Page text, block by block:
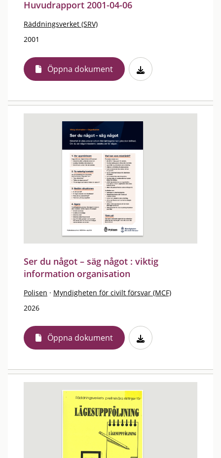
Huvudrapport 2001-04-06
Räddningsverket (SRV)
2001
Öppna dokument
Ser du något – säg något : viktig
information organisation
Polisen · Myndigheten för civilt försvar (MCF)
2026
Öppna dokument